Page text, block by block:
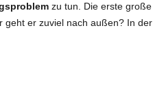
zu tun. Die erste große
geht er zuviel nach außen? In der